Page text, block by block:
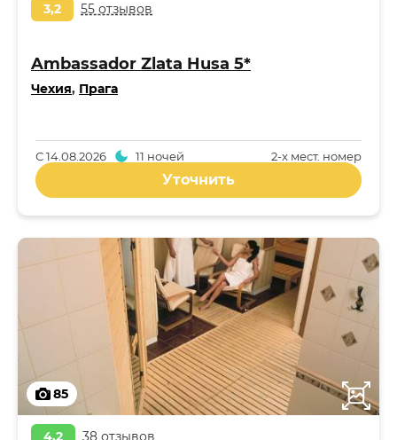
3,2 55 отзывов
Ambassador Zlata Husa 5*
Чехия, Прага
2-x мест. номер
С14.08.2026 11 ночей
Уточнить
85
4,2 38 отзывов